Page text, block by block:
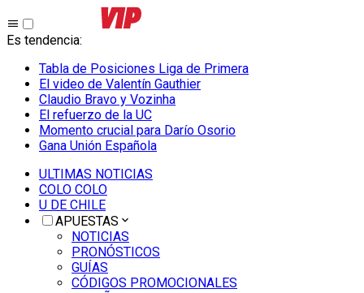
Es tendencia:
Tabla de Posiciones Liga de Primera
El video de Valentín Gauthier
Claudio Bravo y Vozinha
El refuerzo de la UC
Momento crucial para Darío Osorio
Gana Unión Española
ULTIMAS NOTICIAS
COLO COLO
U DE CHILE
APUESTAS
NOTICIAS
PRONÓSTICOS
GUÍAS
CÓDIGOS PROMOCIONALES